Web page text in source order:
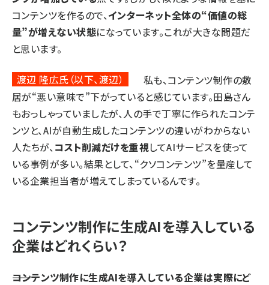
コンテンツを作るので、インターネット全体の“価値の総
量”が増えない状態になっています。これが大きな問題だ
と思います。
渡辺 隆広氏（以下、渡辺）
私も、コンテンツ制作の敷
居が“悪い意味で”下がっていると感じています。田島さん
もおっしゃっていましたが、人の手で丁寧に作られたコンテ
ンツと、AIが自動生成したコンテンツの違いがわからない
人たちが、 コスト削減だけを重視してAIサービスを使って
いる事例が多い。結果として、“クソコンテンツ”を量産して
いる企業担当者が増えてしまっているんです。
コンテンツ制作に生成AIを導入している
企業はどれくらい？
――コンテンツ制作に生成AIを導入している企業は実際にど